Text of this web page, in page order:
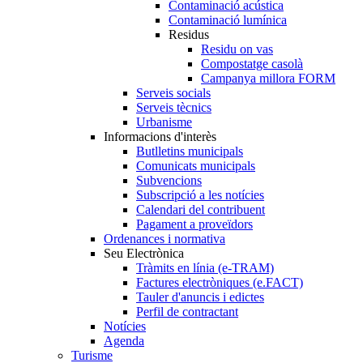
Contaminació acústica
Contaminació lumínica
Residus
Residu on vas
Compostatge casolà
Campanya millora FORM
Serveis socials
Serveis tècnics
Urbanisme
Informacions d'interès
Butlletins municipals
Comunicats municipals
Subvencions
Subscripció a les notícies
Calendari del contribuent
Pagament a proveïdors
Ordenances i normativa
Seu Electrònica
Tràmits en línia (e-TRAM)
Factures electròniques (e.FACT)
Tauler d'anuncis i edictes
Perfil de contractant
Notícies
Agenda
Turisme